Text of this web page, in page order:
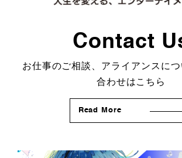
Contact
お仕事のご相談、アライアンスに
合わせはこちら
Read More